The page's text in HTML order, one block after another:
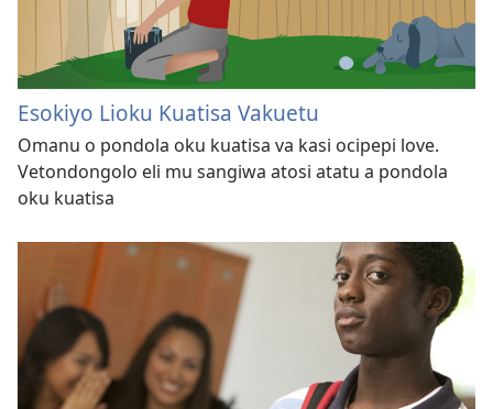
Esokiyo Lioku Kuatisa Vakuetu
Omanu o pondola oku kuatisa va kasi ocipepi love.
Vetondongolo eli mu sangiwa atosi atatu a pondola
oku kuatisa